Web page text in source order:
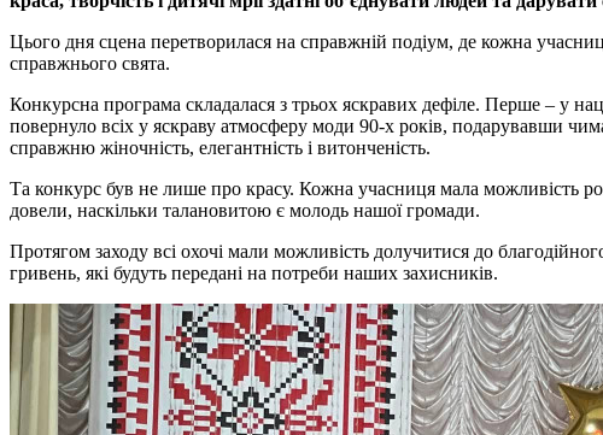
Цього дня сцена перетворилася на справжній подіум, де кожна
справжнього свята.
Конкурсна програма складалася з трьох яскравих дефіле. Перше – у
повернуло всіх у яскраву атмосферу моди 90-х років, подарувавши
справжню жіночність, елегантність і витонченість.
Та конкурс був не лише про красу. Кожна учасниця мала можливість
довели, наскільки талановитою є молодь нашої громади.
Протягом заходу всі охочі мали можливість долучитися до
гривень, які будуть передані на потреби наших захисників.